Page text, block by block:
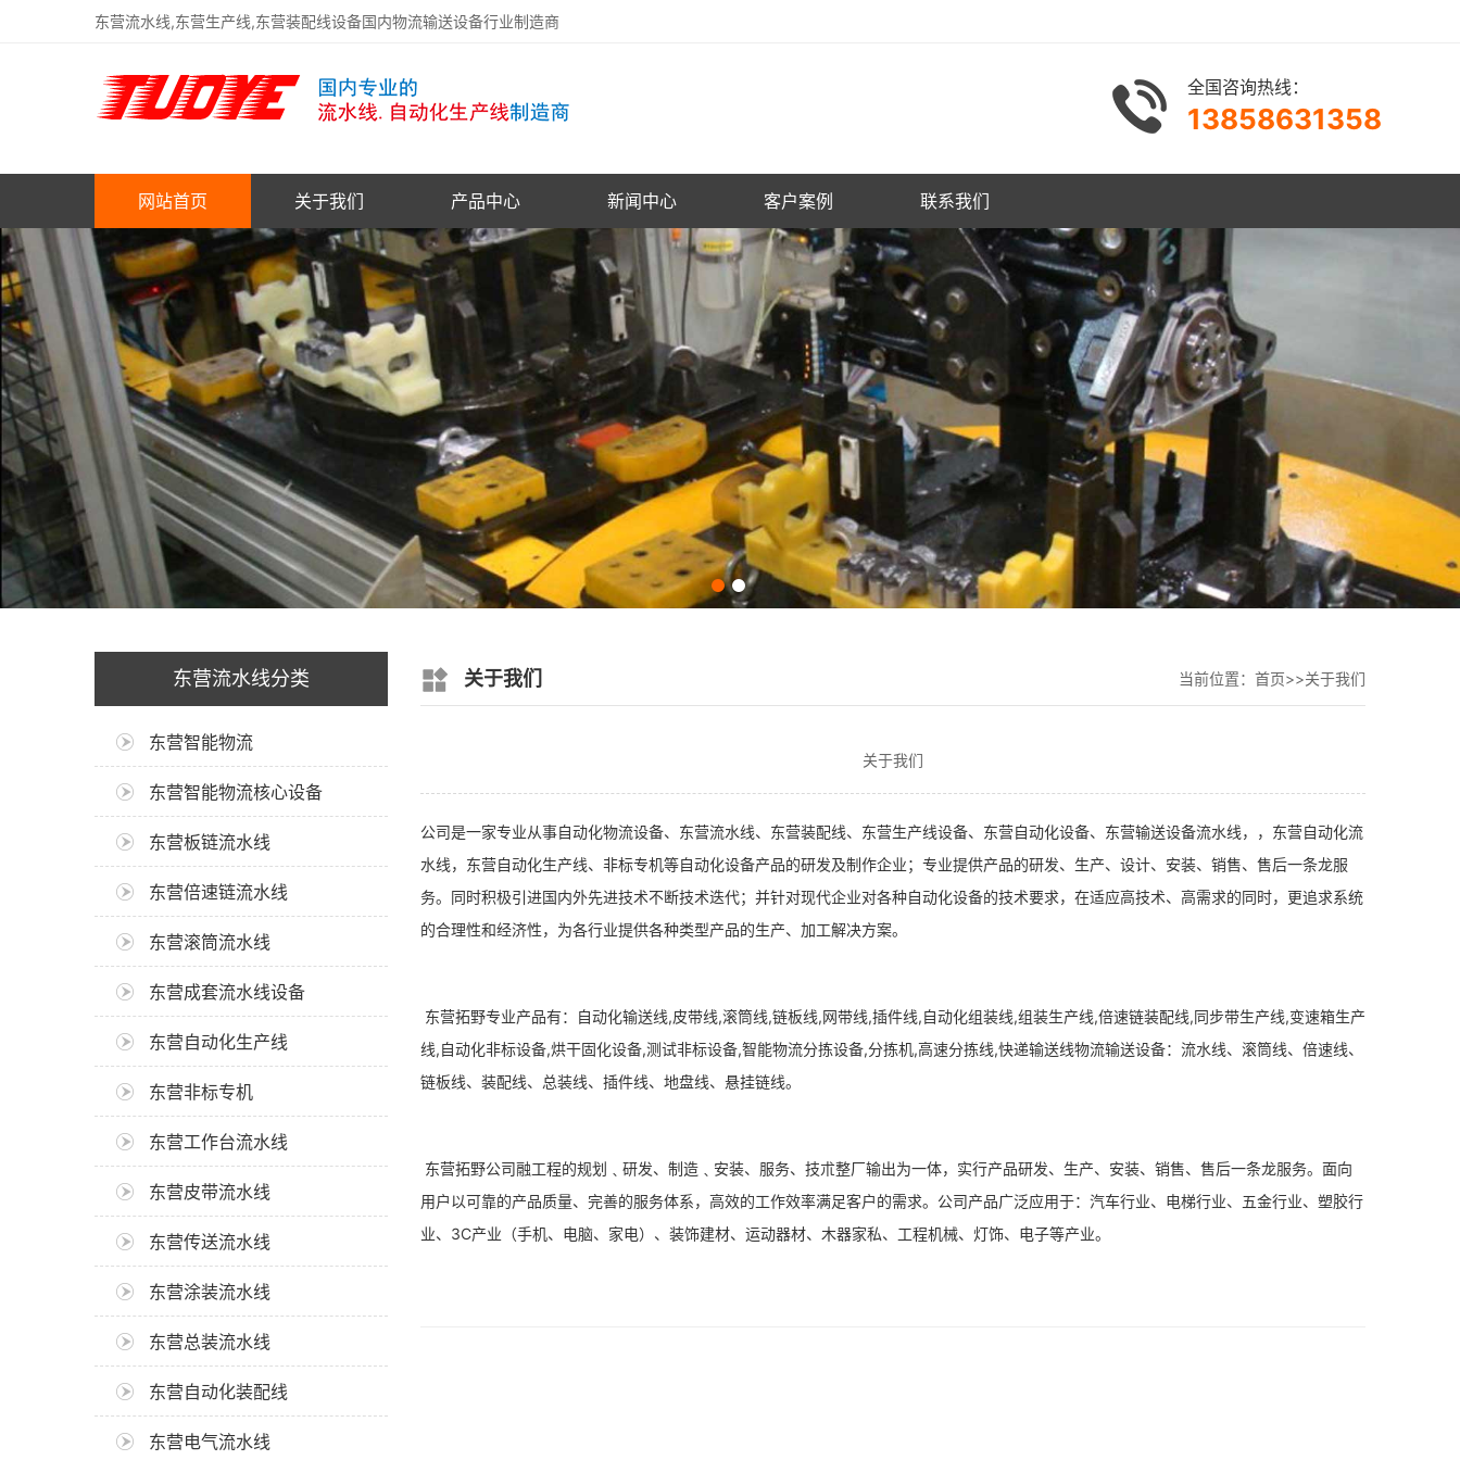
东营流水线,东营生产线,东营装配线设备国内物流输送设备行业制造商
全国咨询热线：
13858631358
网站首页 关于我们 产品中心 新闻中心 客户案例 联系我们
东营流水线分类
东营智能物流
东营智能物流核心设备
东营板链流水线
东营倍速链流水线
东营滚筒流水线
东营成套流水线设备
东营自动化生产线
东营非标专机
东营工作台流水线
东营皮带流水线
东营传送流水线
东营涂装流水线
东营总装流水线
东营自动化装配线
东营电气流水线
关于我们 当前位置： 首页>>关于我们
关于我们
公司是一家专业从事自动化物流设备、东营流水线、东营装配线、东营生产线设备、东营自动化设备、东营输送设备流水线，，东营自动化流
水线，东营自动化生产线、非标专机等自动化设备产品的研发及制作企业；专业提供产品的研发、生产、设计、安装、销售、售后一条龙服
务。同时积极引进国内外先进技术不断技术迭代；并针对现代企业对各种自动化设备的技术要求，在适应高技术、高需求的同时，更追求系统
的合理性和经济性，为各行业提供各种类型产品的生产、加工解决方案。
东营拓野专业产品有：自动化输送线,皮带线,滚筒线,链板线,网带线,插件线,自动化组装线,组装生产线,倍速链装配线,同步带生产线,变速箱生产
线,自动化非标设备,烘干固化设备,测试非标设备,智能物流分拣设备,分拣机,高速分拣线,快递输送线物流输送设备：流水线、滚筒线、倍速线、
链板线、装配线、总装线、插件线、地盘线、悬挂链线。
东营拓野公司融工程的规划﹑研发、制造﹑安装、服务、技朮整厂输出为一体，实行产品研发、生产、安装、销售、售后一条龙服务。面向
用户以可靠的产品质量、完善的服务体系，高效的工作效率满足客户的需求。公司产品广泛应用于：汽车行业、电梯行业、五金行业、塑胶行
业、3C产业（手机、电脑、家电）、装饰建材、运动器材、木器家私、工程机械、灯饰、电子等产业。